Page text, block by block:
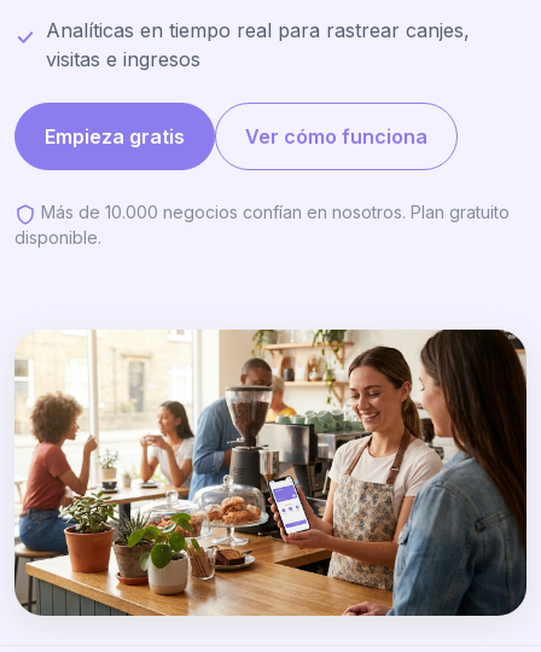
Analíticas en tiempo real para rastrear canjes,
visitas e ingresos
Empieza gratis Ver cómo funciona
Más de 10.000 negocios confían en nosotros. Plan gratuito
disponible.